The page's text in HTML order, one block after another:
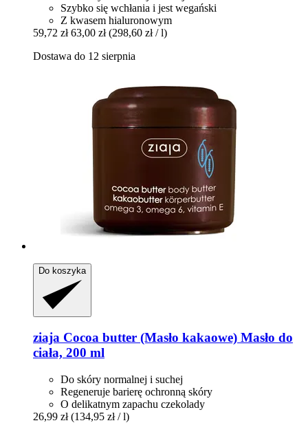
Szybko się wchłania i jest wegański
Z kwasem hialuronowym
59,72 zł 63,00 zł (298,60 zł / l)
Dostawa do 12 sierpnia
Do koszyka
ziaja Cocoa butter (Masło kakaowe) Masło do
ciała, 200 ml
Do skóry normalnej i suchej
Regeneruje barierę ochronną skóry
O delikatnym zapachu czekolady
26,99 zł (134,95 zł / l)